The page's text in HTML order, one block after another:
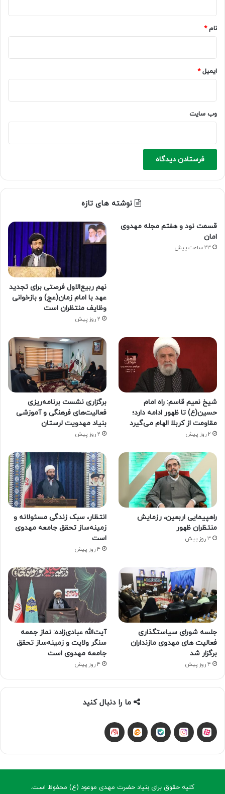
نام*
ایمیل*
وب‌ سایت
نوشته های تازه
قسمت نود و هفتم مجله مهدوی
امان
23 ساعت پیش
نهم ربیع‌الاول فرصتی برای تجدید
عهد با امام زمان(عج) و بازخوانی
وظایف منتظران است
2 روز پیش
شیخ نعیم قاسم: راه امام
حسین(ع) تا ظهور ادامه دارد؛
مقاومت از کربلا الهام می‌گیرد
2 روز پیش
برگزاری نشست برنامه‌ریزی
فعالیت‌های فرهنگی و آموزشی
بنیاد مهدویت لرستان
2 روز پیش
راهپیمایی اربعین، رزمایش
منتظران ظهور
3 روز پیش
انتظار، سبک زندگی مسئولانه و
زمینه‌ساز تحقق جامعه مهدوی
است
4 روز پیش
جلسه شورای سیاستگذاری
فعالیت های مهدوی مازنداران
برگزار شد
4 روز پیش
آیت‌الله عبادی‌زاده: نماز جمعه
سنگر ولایت و زمینه‌ساز تحقق
جامعه مهدوی است
4 روز پیش
ما را دنبال کنید
آپاراتاینستاگرام
بله ایتا شنوتو
کلیه حقوق برای بنیاد حضرت مهدی موعود (ع) محفوظ است.